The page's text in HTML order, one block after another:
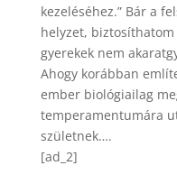
kezeléséhez.” Bár a
helyzet,
gyerekek nem
Ahogy korábban
ember biológiailag
temperamentumára
születnek….
[ad_2]